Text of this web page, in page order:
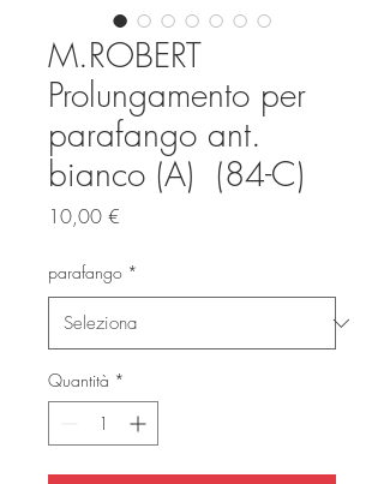
M.ROBERT
Prolungamento per
parafango ant.
bianco (A) (84-C)
10,00 €
parafango *
Quantità *